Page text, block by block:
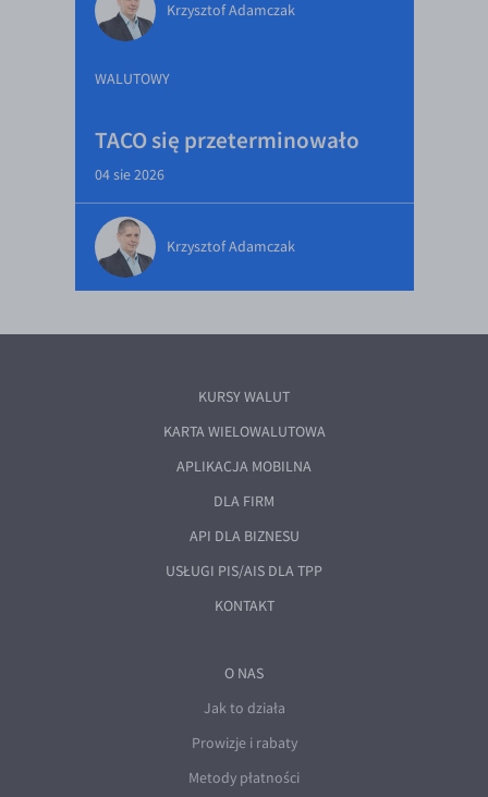
Krzysztof Adamczak
WALUTOWY
TACO się przeterminowało
04 sie 2026
Krzysztof Adamczak
KURSY WALUT
KARTA WIELOWALUTOWA
APLIKACJA MOBILNA
DLA FIRM
API DLA BIZNESU
USŁUGI PIS/AIS DLA TPP
KONTAKT
O NAS
Jak to działa
Prowizje i rabaty
Metody płatności